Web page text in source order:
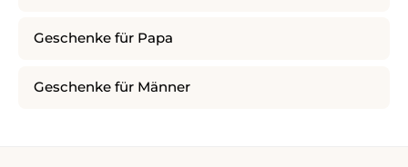
Geschenke für Papa
Geschenke für Männer